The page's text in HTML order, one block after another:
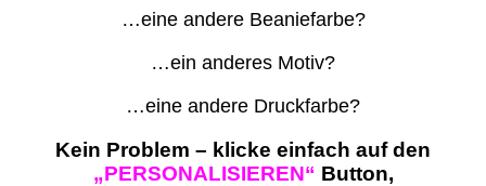
…eine andere Beaniefarbe?
…ein anderes Motiv?
…eine andere Druckfarbe?
Kein Problem – klicke einfach auf den
„PERSONALISIEREN“ Button,